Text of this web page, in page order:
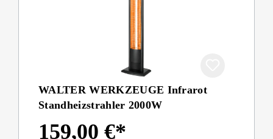
WALTER WERKZEUGE Infrarot
Standheizstrahler 2000W
159,00 €*